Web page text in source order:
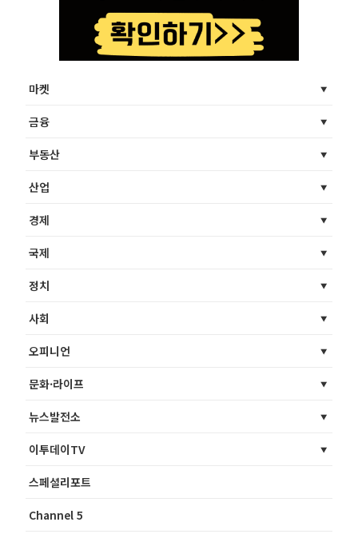
마켓
금융
부동산
산업
경제
국제
정치
사회
오피니언
문화·라이프
뉴스발전소
이투데이TV
스페셜리포트
Channel 5